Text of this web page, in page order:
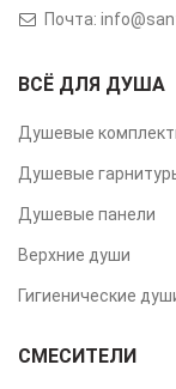
Почта:
ВСЁ ДЛЯ ДУША
Душевые
Душевые
Душевые панели
Верхние души
Гигиенические
СМЕСИТЕЛИ